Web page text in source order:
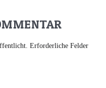
Erforderliche Felder